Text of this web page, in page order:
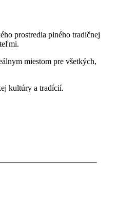
prostredia plného tradičnej
miestom pre všetkých,
kultúry a tradícií.